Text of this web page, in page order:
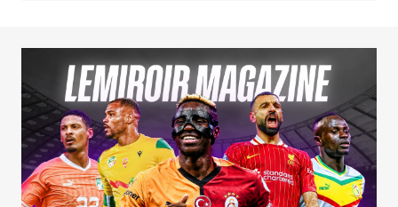
Your E-mail*
Enregistrer mon nom, mon e-mail et mon
site dans le navigateur pour mon prochain
commentaire.